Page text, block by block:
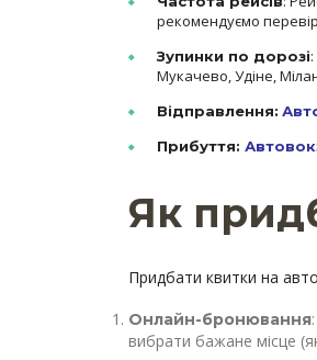
рекомендуємо
Зупинки по дорозі
Мукачево, Удіне,
Відправлення:
Прибуття:
Як
Придбати квитки на
Онлайн-бронювання
вибрати бажане місце